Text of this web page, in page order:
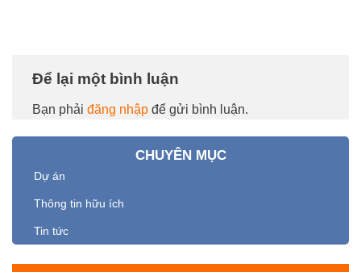
CHUYÊN MỤC
Dự án
Thông tin hữu ích
Tin tức
Để lại một bình luận
Bạn phải đăng nhập để gửi bình luận.